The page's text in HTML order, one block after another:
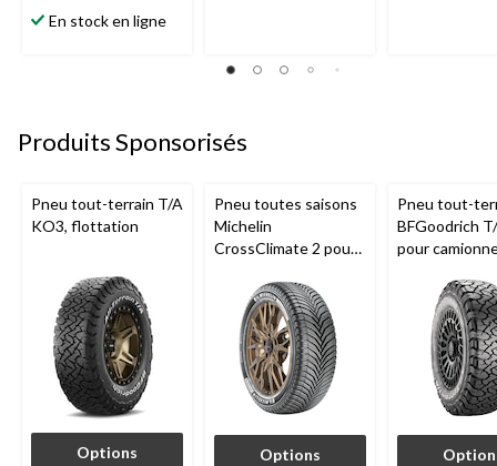
En stock en ligne
Produits Sponsorisés
Pneu tout-terrain T/A
KO3, flottation
Options
Pneu toutes saisons
Michelin
CrossClimate 2 pour
et multisegments
Options
Pneu tout-
BFGoodrich
pour